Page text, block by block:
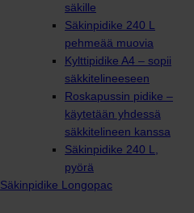
säkille
Säkinpidike 240 L
pehmeää muovia
Kylttipidike A4 – sopii
säkkitelineeseen
Roskapussin pidike –
käytetään yhdessä
säkkitelineen kanssa
Säkinpidike 240 L,
pyörä
Säkinpidike Longopac